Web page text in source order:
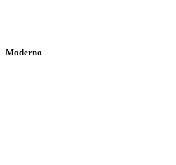
Moderno